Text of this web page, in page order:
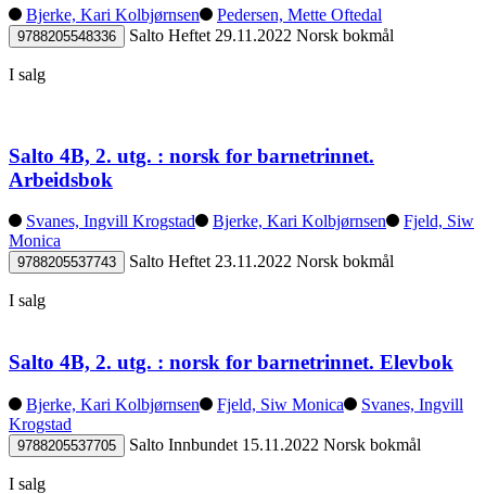
Bjerke, Kari Kolbjørnsen Pedersen, Mette Oftedal
9788205548336 Salto Heftet 29.11.2022 Norsk bokmål
I salg
Salto 4B, 2. utg. : norsk for barnetrinnet.
Arbeidsbok
Svanes, Ingvill Krogstad Bjerke, Kari Kolbjørnsen
Fjeld, Siw
Monica
9788205537743 Salto Heftet 23.11.2022 Norsk bokmål
I salg
Salto 4B, 2. utg. : norsk for barnetrinnet. Elevbok
Bjerke, Kari Kolbjørnsen Fjeld, Siw Monica
Svanes, Ingvill
Krogstad
9788205537705 Salto Innbundet 15.11.2022 Norsk bokmål
I salg